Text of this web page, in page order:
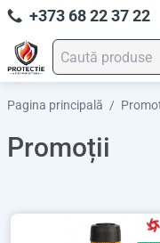
+373 68 22 37 22
Pagina principală /
Promoții